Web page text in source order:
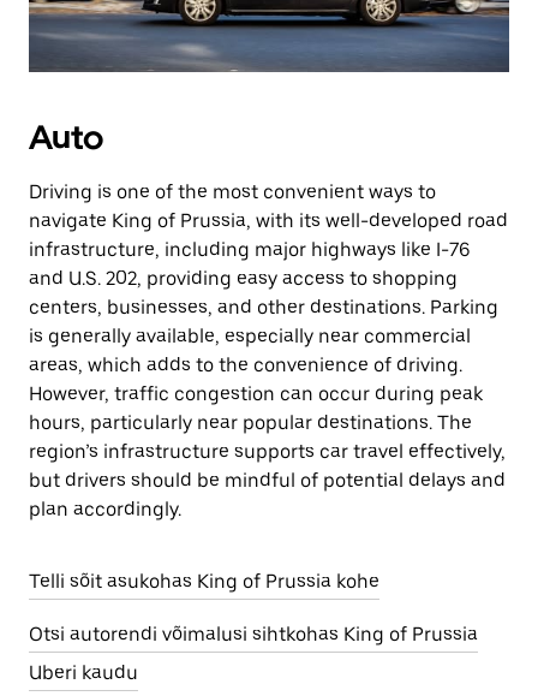
Auto
Driving is one of the most convenient ways to
navigate King of Prussia, with its well-developed road
infrastructure, including major highways like I-76
and U.S. 202, providing easy access to shopping
centers, businesses, and other destinations. Parking
is generally available, especially near commercial
areas, which adds to the convenience of driving.
However, traffic congestion can occur during peak
hours, particularly near popular destinations. The
region’s infrastructure supports car travel effectively,
but drivers should be mindful of potential delays and
plan accordingly.
Telli sõit asukohas King of Prussia kohe
Otsi autorendi võimalusi sihtkohas King of Prussia
Uberi kaudu